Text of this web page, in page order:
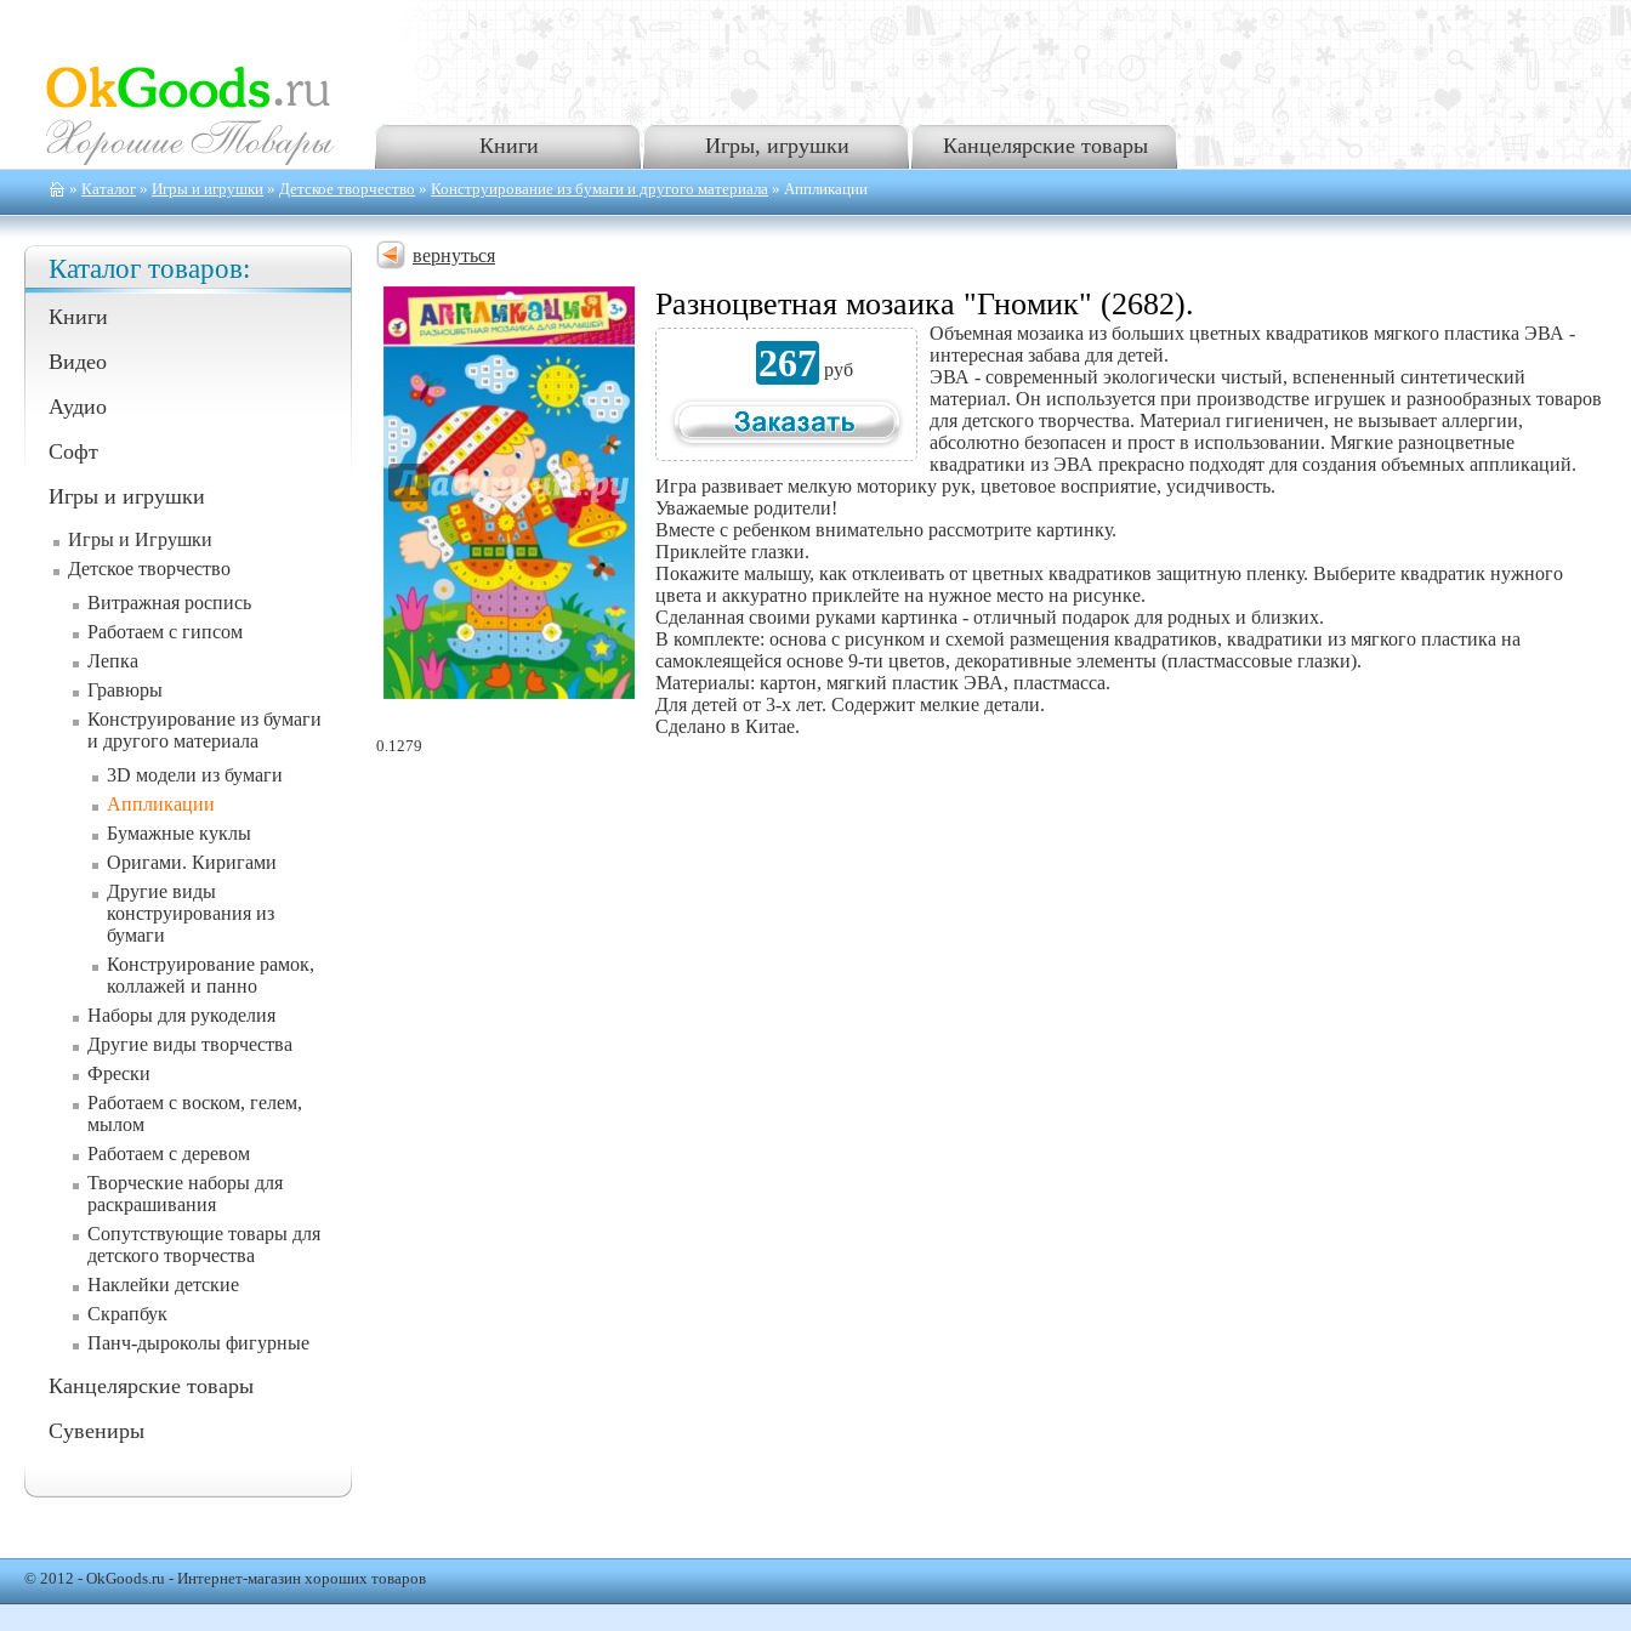
Книги Игры, игрушки Канцелярские товары
»Каталог»Игры и игрушки»Детское творчество»Конструирование из бумаги и другого материала» Аппликации
Каталог товаров:
Книги
Видео
Аудио
Софт
Игры и игрушки
Игры и Игрушки
Детское творчество
Витражная роспись
Работаем с гипсом
Лепка
Гравюры
Конструирование из бумаги
и другого материала
3D модели из бумаги
Аппликации
Бумажные куклы
Оригами. Киригами
Другие виды
конструирования из
бумаги
Конструирование рамок,
коллажей и панно
Наборы для рукоделия
Другие виды творчества
Фрески
Работаем с воском, гелем,
мылом
Работаем с деревом
Творческие наборы для
раскрашивания
Сопутствующие товары для
детского творчества
Наклейки детские
Скрапбук
Панч-дыроколы фигурные
Канцелярские товары
Сувениры
вернуться
Разноцветная мозаика "Гномик" (2682).
267 руб
Объемная мозаика из больших цветных квадратиков мягкого пластика ЭВА -
интересная забава для детей.
ЭВА - современный экологически чистый, вспененный синтетический
материал. Он используется при производстве игрушек и разнообразных товаров
для детского творчества. Материал гигиеничен, не вызывает аллергии,
абсолютно безопасен и прост в использовании. Мягкие разноцветные
квадратики из ЭВА прекрасно подходят для создания объемных аппликаций.
Игра развивает мелкую моторику рук, цветовое восприятие, усидчивость.
Уважаемые родители!
Вместе с ребенком внимательно рассмотрите картинку.
Приклейте глазки.
Покажите малышу, как отклеивать от цветных квадратиков защитную пленку. Выберите квадратик нужного
цвета и аккуратно приклейте на нужное место на рисунке.
Сделанная своими руками картинка - отличный подарок для родных и близких.
В комплекте: основа с рисунком и схемой размещения квадратиков, квадратики из мягкого пластика на
самоклеящейся основе 9-ти цветов, декоративные элементы (пластмассовые глазки).
Материалы: картон, мягкий пластик ЭВА, пластмасса.
Для детей от 3-х лет. Содержит мелкие детали.
Сделано в Китае.
0.1279
© 2012 - OkGoods.ru - Интернет-магазин хороших товаров